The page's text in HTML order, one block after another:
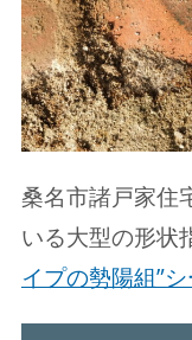
桑名市諸戸家住
いる大型の形状
イプの勢陽組”シ